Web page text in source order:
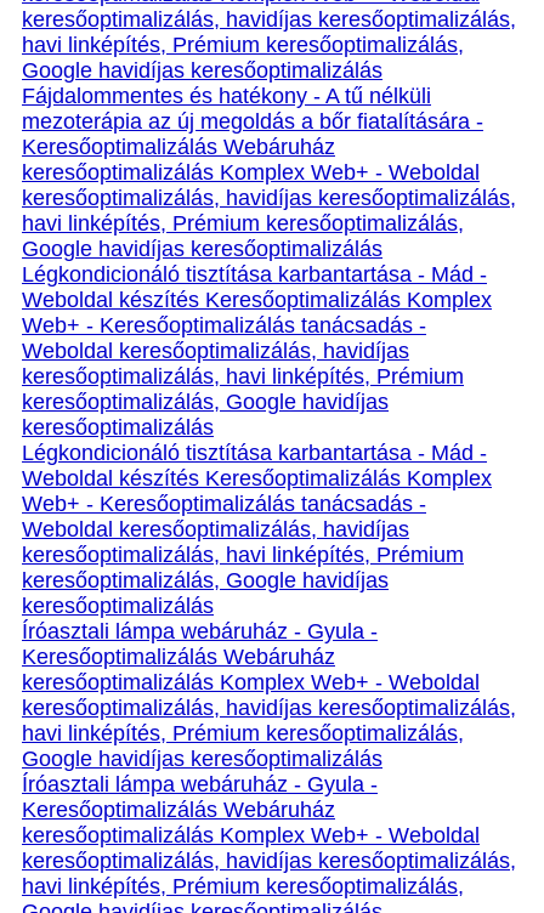
keresőoptimalizálás, havidíjas keresőoptimalizálás,
havi linképítés, Prémium keresőoptimalizálás,
Google havidíjas keresőoptimalizálás
Fájdalommentes és hatékony - A tű nélküli
mezoterápia az új megoldás a bőr fiatalítására -
Keresőoptimalizálás Webáruház
keresőoptimalizálás Komplex Web+ - Weboldal
keresőoptimalizálás, havidíjas keresőoptimalizálás,
havi linképítés, Prémium keresőoptimalizálás,
Google havidíjas keresőoptimalizálás
Légkondicionáló tisztítása karbantartása - Mád -
Weboldal készítés Keresőoptimalizálás Komplex
Web+ - Keresőoptimalizálás tanácsadás -
Weboldal keresőoptimalizálás, havidíjas
keresőoptimalizálás, havi linképítés, Prémium
keresőoptimalizálás, Google havidíjas
keresőoptimalizálás
Légkondicionáló tisztítása karbantartása - Mád -
Weboldal készítés Keresőoptimalizálás Komplex
Web+ - Keresőoptimalizálás tanácsadás -
Weboldal keresőoptimalizálás, havidíjas
keresőoptimalizálás, havi linképítés, Prémium
keresőoptimalizálás, Google havidíjas
keresőoptimalizálás
Íróasztali lámpa webáruház - Gyula -
Keresőoptimalizálás Webáruház
keresőoptimalizálás Komplex Web+ - Weboldal
keresőoptimalizálás, havidíjas keresőoptimalizálás,
havi linképítés, Prémium keresőoptimalizálás,
Google havidíjas keresőoptimalizálás
Íróasztali lámpa webáruház - Gyula -
Keresőoptimalizálás Webáruház
keresőoptimalizálás Komplex Web+ - Weboldal
keresőoptimalizálás, havidíjas keresőoptimalizálás,
havi linképítés, Prémium keresőoptimalizálás,